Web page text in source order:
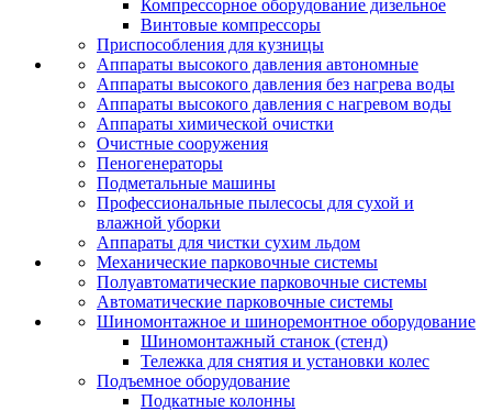
Компрессорное оборудование дизельное
Винтовые компрессоры
Приспособления для кузницы
Аппараты высокого давления автономные
Аппараты высокого давления без нагрева воды
Аппараты высокого давления с нагревом воды
Аппараты химической очистки
Очистные сооружения
Пеногенераторы
Подметальные машины
Профессиональные пылесосы для сухой и
влажной уборки
Аппараты для чистки сухим льдом
Механические парковочные системы
Полуавтоматические парковочные системы
Автоматические парковочные системы
Шиномонтажное и шиноремонтное оборудование
Шиномонтажный станок (стенд)
Тележка для снятия и установки колес
Подъемное оборудование
Подкатные колонны